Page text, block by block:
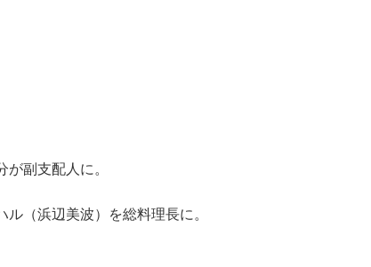
副支配人に。
（浜辺美波）を総料理長に。